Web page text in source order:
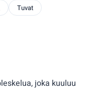
Tuvat
joka kuuluu